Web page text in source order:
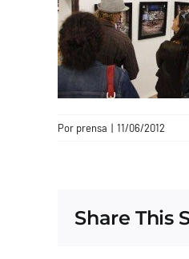
Por prensa | 11/06/2012
Share This